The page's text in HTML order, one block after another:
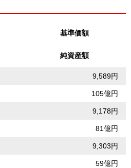
基準価額
純資産額
9,589円
105億円
9,178円
81億円
9,303円
59億円